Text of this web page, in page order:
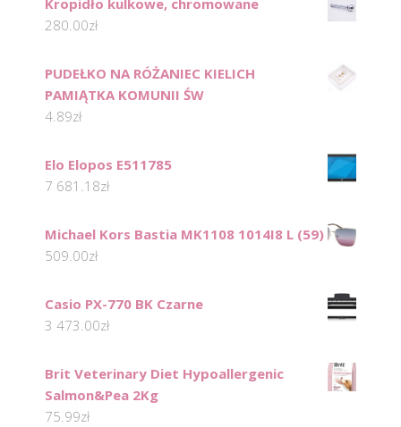
Kropidło kulkowe, chromowane
280.00zł
PUDEŁKO NA RÓŻANIEC KIELICH
PAMIĄTKA KOMUNII ŚW
4.89zł
Elo Elopos E511785
7 681.18zł
Michael Kors Bastia MK1108 1014I8 L (59)
509.00zł
Casio PX-770 BK Czarne
3 473.00zł
Brit Veterinary Diet Hypoallergenic
Salmon&Pea 2Kg
75.99zł